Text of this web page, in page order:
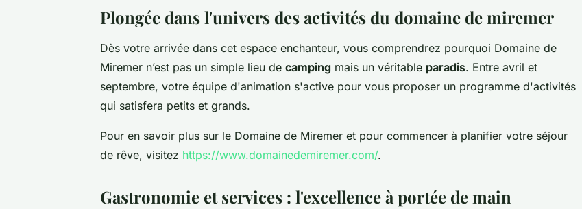
Plongée dans l'univers des activités du domaine de miremer
Dès votre arrivée dans cet espace enchanteur, vous comprendrez pourquoi Domaine de
Miremer n’est pas un simple lieu de camping mais un véritable paradis. Entre avril et
septembre, votre équipe d'animation s'active pour vous proposer un programme d'activités
qui satisfera petits et grands.
Pour en savoir plus sur le Domaine de Miremer et pour commencer à planifier votre séjour
de rêve, visitez https://www.domainedemiremer.com/.
Gastronomie et services : l'excellence à portée de main